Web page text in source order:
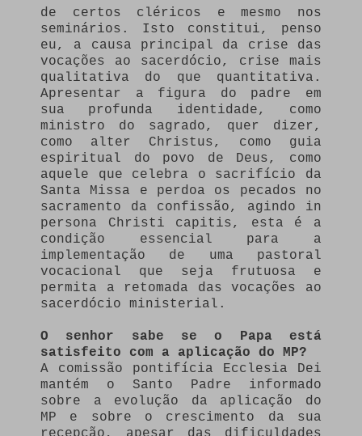
de certos cléricos e mesmo nos
seminários. Isto constitui, penso
eu, a causa principal da crise das
vocações ao sacerdócio, crise mais
qualitativa do que quantitativa.
Apresentar a figura do padre em
sua profunda identidade, como
ministro do sagrado, quer dizer,
como alter Christus, como guia
espiritual do povo de Deus, como
aquele que celebra o sacrifício da
Santa Missa e perdoa os pecados no
sacramento da confissão, agindo in
persona Christi capitis, esta é a
condição essencial para a
implementação de uma pastoral
vocacional que seja frutuosa e
permita a retomada das vocações ao
sacerdócio ministerial.
O senhor sabe se o Papa está
satisfeito com a aplicação do MP?
A comissão pontifícia Ecclesia Dei
mantém o Santo Padre informado
sobre a evolução da aplicação do
MP e sobre o crescimento da sua